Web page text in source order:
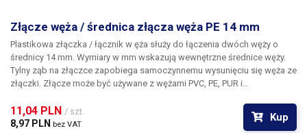
Złącze węża / średnica złącza węża PE 14 mm
Plastikowa złączka / łącznik w ęża służy do łączenia dwóch węży o
średnicy 14 mm. Wymiary w mm wskazują wewnętrzne średnice węży.
Tylny ząb na złączce zapobiega samoczynnemu wysunięciu się węża ze
złączki. Złącze może być używane z wężami PVC, PE, PUR i
spożywczym.
11,04 PLN / szt.
8,97 PLN bez VAT
Kup